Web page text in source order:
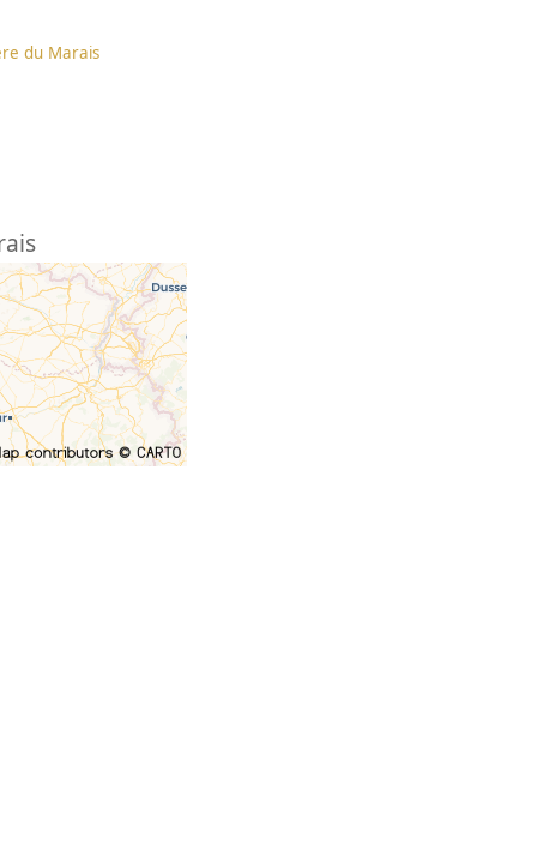
du Marais